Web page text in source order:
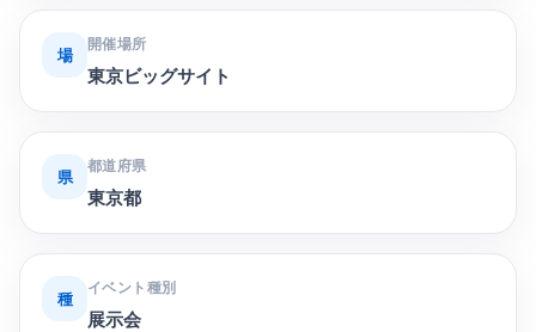
場
開催場所
東京ビッグサイト
県
都道府県
東京都
種
イベント種別
展示会